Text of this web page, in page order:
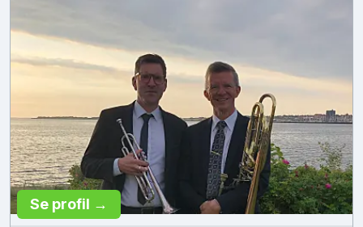
Se profil →